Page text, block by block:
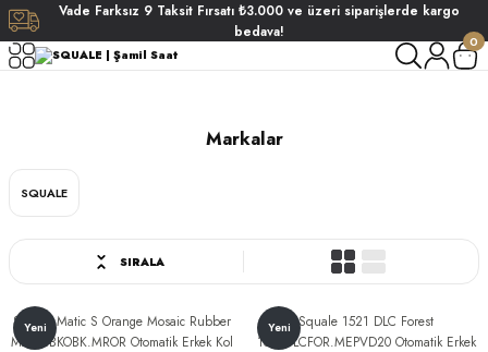
Vade Farksız 9 Taksit Fırsatı ₺3.000 ve üzeri siparişlerde kargo
bedava!
0
Markalar
SQUALE
SIRALA
Yeni
Squale Matic S Orange Mosaic Rubber
MATICBKOBK.MROR Otomatik Erkek Kol
Yeni Squale 1521 DLC Forest
1521DLCFOR.MEPVD20 Otomatik Erkek